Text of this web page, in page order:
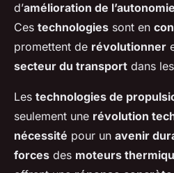
d’amélioration de l’autonomie
Ces technologies sont en
promettent de révolutionner
secteur du transport dans les
Les technologies de
seulement une révolution
nécessité pour un avenir
forces des moteurs